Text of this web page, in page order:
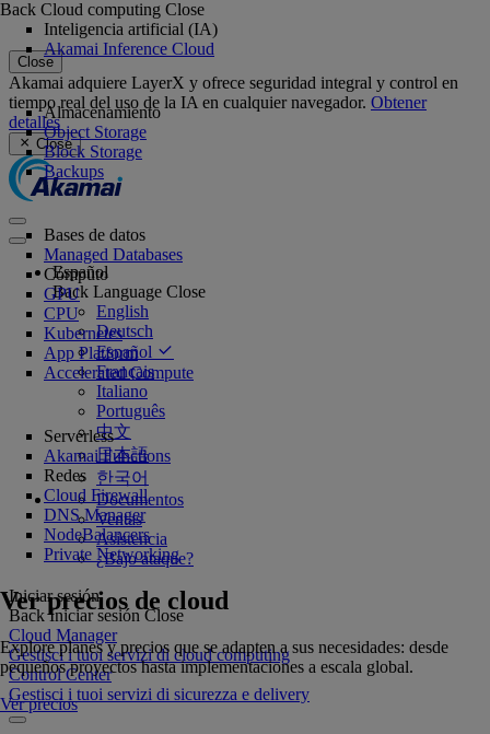
Close
Akamai adquiere LayerX y ofrece seguridad integral y control en
tiempo real del uso de la IA en cualquier navegador. Obtener
detalles
Close
Español
Back Language Close
English
Deutsch
Español
Français
Italiano
Português
中文
日本語
한국어
Documentos
Ventas
Asistencia
¿Bajo ataque?
Iniciar sesión
Back Iniciar sesión Close
Cloud Manager
Gestisci i tuoi servizi di cloud computing
Control Center
Gestisci i tuoi servizi di sicurezza e delivery
Back Cloud computing Close
Inteligencia artificial (IA)
Akamai Inference Cloud
Almacenamiento
Object Storage
Block Storage
Backups
Bases de datos
Managed Databases
Cómputo
GPU
CPU
Kubernetes
App Platform
Accelerated Compute
Serverless
Akamai Functions
Redes
Cloud Firewall
DNS Manager
NodeBalancers
Private Networking
Ver precios de cloud
Explore planes y precios que se adapten a sus necesidades: desde
pequeños proyectos hasta implementaciones a escala global.
Ver precios